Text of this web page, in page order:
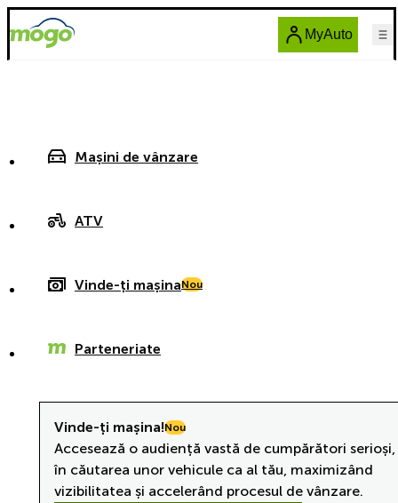
MyAuto
Mașini de vânzare
ATV
Vinde-ți mașinaNou
Parteneriate
Vinde-ți mașina!Nou
Accesează o audiență vastă de cumpărători
în căutarea unor vehicule ca al tău, maximizând
vizibilitatea și accelerând procesul de vânzare.